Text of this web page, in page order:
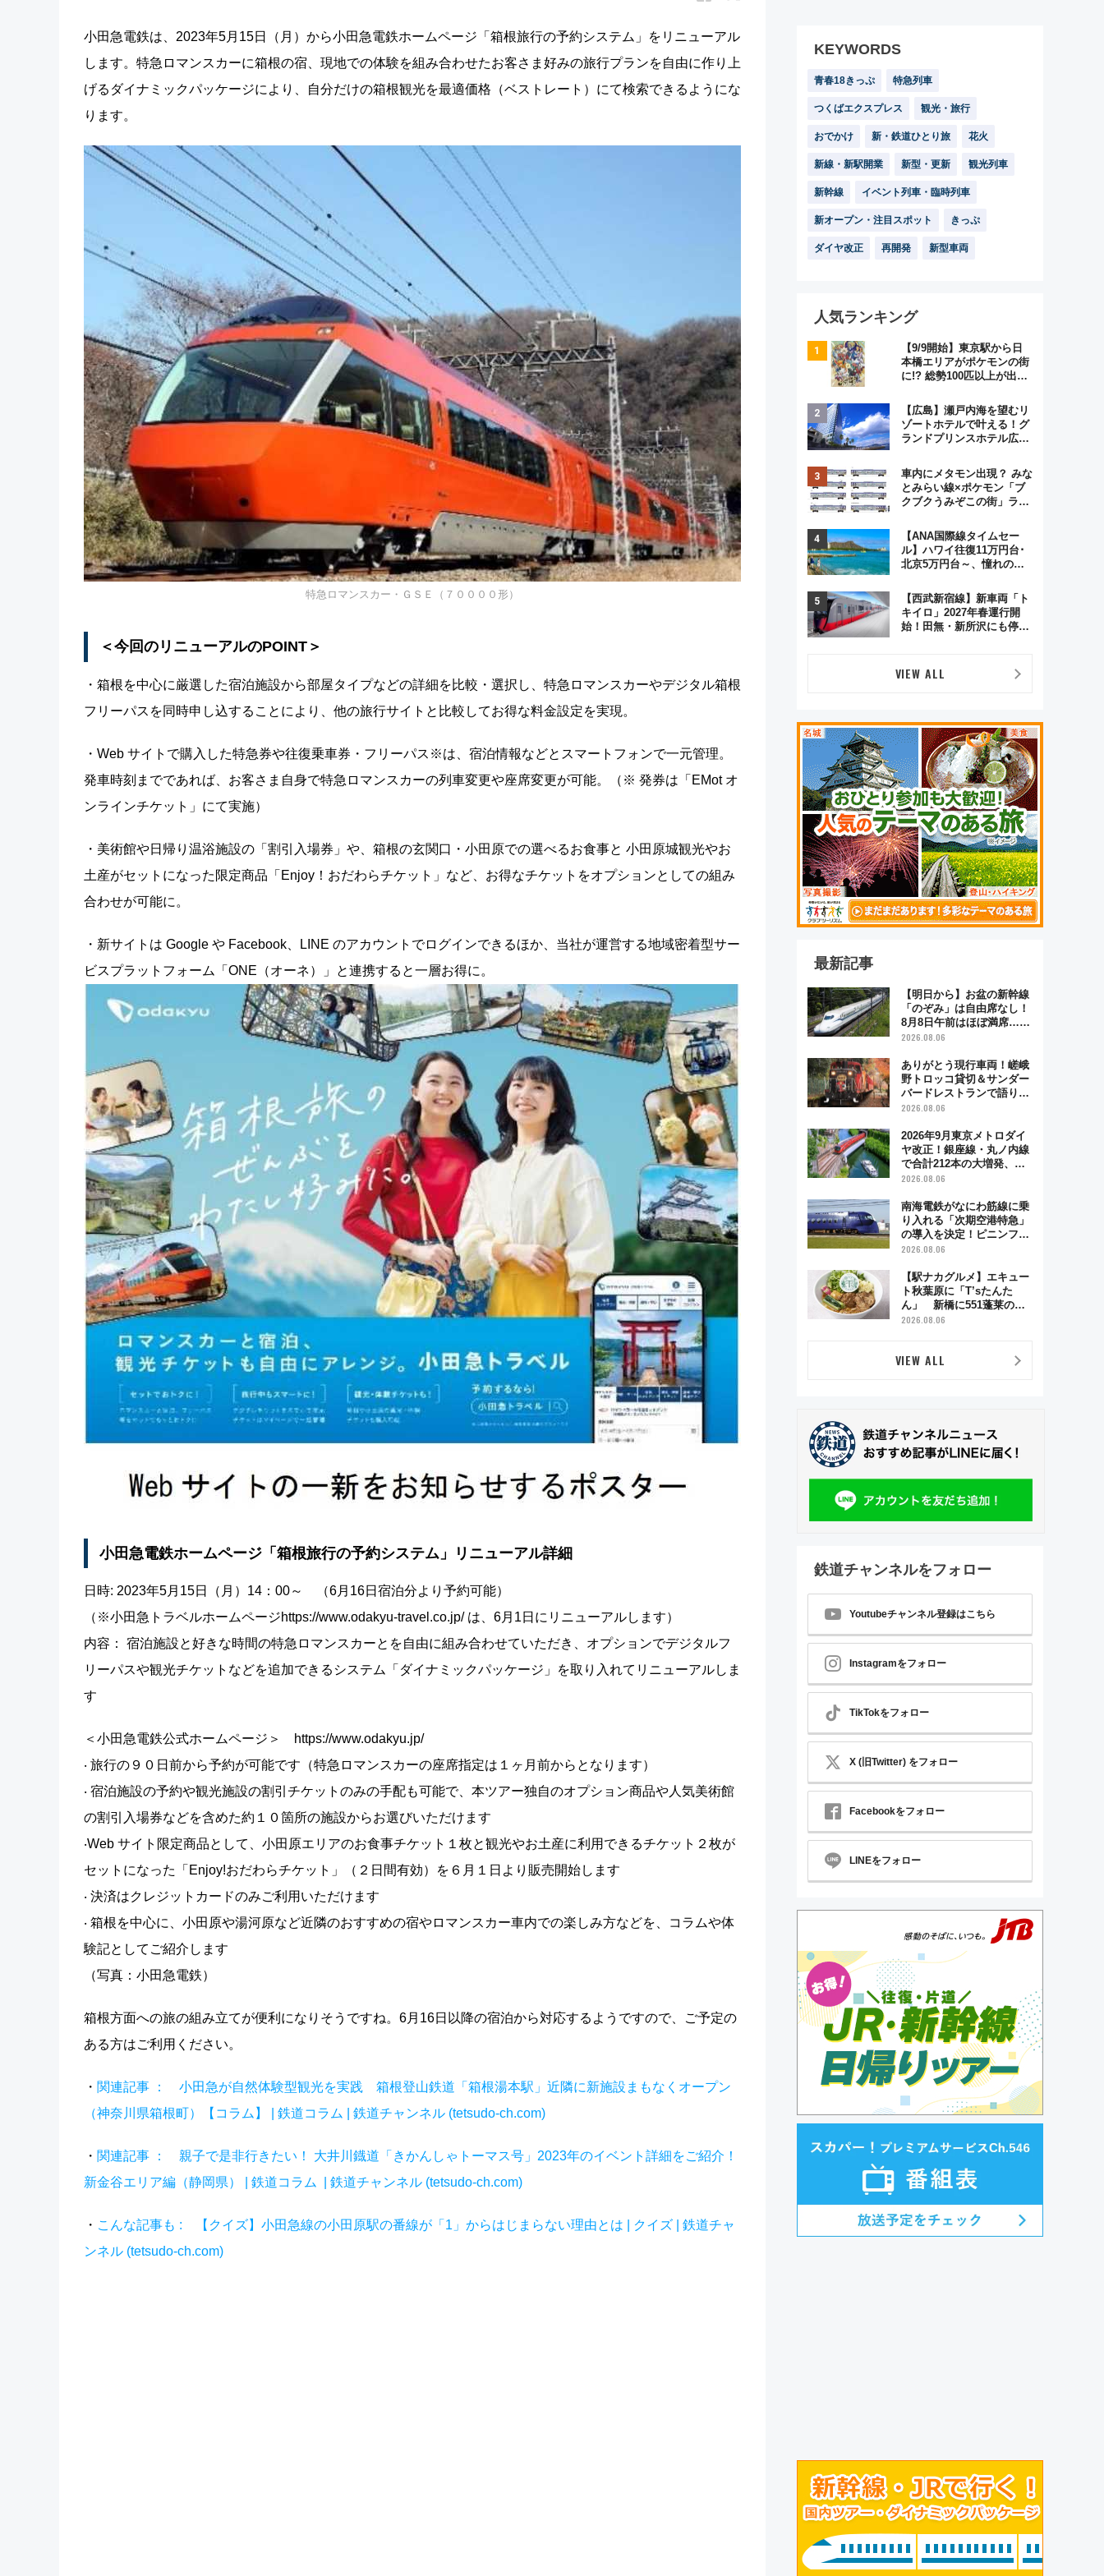
小田急電鉄は、2023年5月15日（月）から小田急電鉄ホームページ「箱根旅行の予約システム」をリニューアル
します。特急ロマンスカーに箱根の宿、現地での体験を組み合わせたお客さま好みの旅行プランを自由に作り上
げるダイナミックパッケージにより、自分だけの箱根観光を最適価格（ベストレート）にて検索できるようにな
ります。
特急ロマンスカー・ＧＳＥ（７００００形）
＜今回のリニューアルのPOINT＞
・箱根を中心に厳選した宿泊施設から部屋タイプなどの詳細を比較・選択し、特急ロマンスカーやデジタル箱根
フリーパスを同時申し込することにより、他の旅行サイトと比較してお得な料金設定を実現。
・Web サイトで購入した特急券や往復乗車券・フリーパス※は、宿泊情報などとスマートフォンで一元管理。
発車時刻までであれば、お客さま自身で特急ロマンスカーの列車変更や座席変更が可能。（※ 発券は「EMot オ
ンラインチケット」にて実施）
・美術館や日帰り温浴施設の「割引入場券」や、箱根の玄関口・小田原での選べるお食事と 小田原城観光やお
土産がセットになった限定商品「Enjoy！おだわらチケット」など、お得なチケットをオプションとしての組み
合わせが可能に。
・新サイトは Google や Facebook、LINE のアカウントでログインできるほか、当社が運営する地域密着型サー
ビスプラットフォーム「ONE（オーネ）」と連携すると一層お得に。
小田急電鉄ホームページ「箱根旅行の予約システム」リニューアル詳細
日時: 2023年5月15日（月）14：00～ （6月16日宿泊分より予約可能）
（※小田急トラベルホームページhttps://www.odakyu-travel.co.jp/ は、6月1日にリニューアルします）
内容： 宿泊施設と好きな時間の特急ロマンスカーとを自由に組み合わせていただき、オプションでデジタルフ
リーパスや観光チケットなどを追加できるシステム「ダイナミックパッケージ」を取り入れてリニューアルしま
す
＜小田急電鉄公式ホームページ＞ https://www.odakyu.jp/
‧ 旅行の９０日前から予約が可能です（特急ロマンスカーの座席指定は１ヶ月前からとなります）
‧ 宿泊施設の予約や観光施設の割引チケットのみの手配も可能で、本ツアー独自のオプション商品や人気美術館
の割引入場券などを含めた約１０箇所の施設からお選びいただけます
‧Web サイト限定商品として、小田原エリアのお食事チケット１枚と観光やお土産に利用できるチケット２枚が
セットになった「Enjoy!おだわらチケット」（２日間有効）を６月１日より販売開始します
‧ 決済はクレジットカードのみご利用いただけます
‧ 箱根を中心に、小田原や湯河原など近隣のおすすめの宿やロマンスカー車内での楽しみ方などを、コラムや体
験記としてご紹介します
（写真：小田急電鉄）
箱根方面への旅の組み立てが便利になりそうですね。6月16日以降の宿泊から対応するようですので、ご予定の
ある方はご利用ください。
・ 関連記事 ： 小田急が自然体験型観光を実践 箱根登山鉄道「箱根湯本駅」近隣に新施設まもなくオープン
（神奈川県箱根町）【コラム】 | 鉄道コラム | 鉄道チャンネル (tetsudo-ch.com)
・ 関連記事 ： 親子で是非行きたい！ 大井川鐡道「きかんしゃトーマス号」2023年のイベント詳細をご紹介！
新金谷エリア編（静岡県） | 鉄道コラム | 鉄道チャンネル (tetsudo-ch.com)
・ こんな記事も : 【クイズ】小田急線の小田原駅の番線が「1」からはじまらない理由とは | クイズ | 鉄道チャ
ンネル (tetsudo-ch.com)
KEYWORDS
青春18きっぷ 特急列車
つくばエクスプレス 観光・旅行
おでかけ 新・鉄道ひとり旅 花火
新線・新駅開業 新型・更新 観光列車
新幹線 イベント列車・臨時列車
新オープン・注目スポット きっぷ
ダイヤ改正 再開発 新型車両
人気ランキング
【9/9開始】東京駅から日
本橋エリアがポケモンの街
に!? 総勢100匹以上が出現
格謎解き・グッズ情報まと
め
【広島】瀬戸内海を望むリ
ゾートホテルで叶える！グ
ランドプリンスホテル広島
ジュアルパーティープラン
車内にメタモン出現？ みな
とみらい線×ポケモン「ブ
クブクうみぞこの街」ラッ
この夏は直通列車で横浜
へ！
【ANA国際線タイムセー
ル】ハワイ往復11万円台･
北京5万円台～、憧れのビ
GW旅行まで狙える激アツ
路線まとめ（8/10まで）
【西武新宿線】新車両「ト
キイロ」2027年春運行開
始！田無・新所沢にも停
VIEW ALL
最新記事
【明日から】お盆の新幹線
「のぞみ」は自由席なし！
8月8日午前はほぼ満席…で
も数時間ズラせば空きが見
「空席」探しのコツ
2026.08.06
ありがとう現行車両！嵯峨
野トロッコ貸切＆サンダー
バードレストランで語り合
う秋の京都 斉藤雪乃＆福
日「京都の鉄道満喫ツア
ー」開催
2026.08.06
2026年9月東京メトロダイ
ヤ改正！銀座線・丸ノ内線
で合計212本の大増発、混
雑緩和に期待
2026.08.06
南海電鉄がなにわ筋線に乗
り入れる「次期空港特急」
の導入を決定！ピニンファ
リーナによる日本初の鉄道
2026.08.06
【駅ナカグルメ】エキュー
ト秋葉原に「T’sたんた
ん」 新橋に551蓬莱の
DNAを継ぐ「東京豚饅」、
【2026年8月】
2026.08.06
VIEW ALL
鉄道チャンネルをフォロー
Youtubeチャンネル登録はこちら
Instagramをフォロー
TikTokをフォロー
X (旧Twitter) をフォロー
Facebookをフォロー
LINEをフォロー